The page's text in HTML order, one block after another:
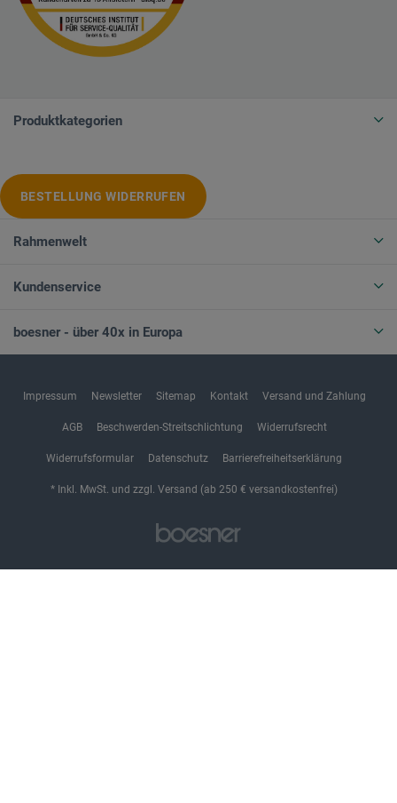
Produktkategorien
BESTELLUNG WIDERRUFEN
Rahmenwelt
Kundenservice
boesner - über 40x in Europa
Impressum Newsletter Sitemap Kontakt Versand und Zahlung
AGB Beschwerden-Streitschlichtung Widerrufsrecht
Widerrufsformular Datenschutz Barrierefreiheitserklärung
* Inkl. MwSt. und zzgl. Versand (ab 250 € versandkostenfrei)